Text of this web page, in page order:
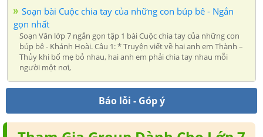
Soạn bài Cuộc chia tay của những con búp bê - Ngắn
gọn nhất
Soạn Văn lớp 7 ngắn gọn tập 1 bài Cuộc chia tay của những con
búp bê - Khánh Hoài. Câu 1: * Truyện viết về hai anh em Thành –
Thủy khi bố mẹ bỏ nhau, hai anh em phải chia tay nhau mỗi
người một nơi,
Báo lỗi - Góp ý